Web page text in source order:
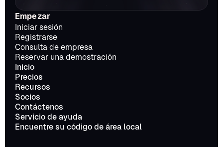
Empezar
Iniciar sesión
Registrarse
Consulta de empresa
Reservar una demostración
Inicio
Precios
Recursos
Socios
Contáctenos
Servicio de ayuda
Encuentre su código de área local